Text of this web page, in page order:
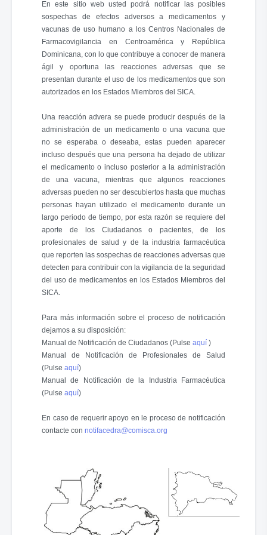
En este sitio web usted podrá notificar las posibles
sospechas de efectos adversos a medicamentos y
vacunas de uso humano a los Centros Nacionales de
Farmacovigilancia en Centroamérica y República
Dominicana, con lo que contribuye a conocer de manera
ágil y oportuna las reacciones adversas que se
presentan durante el uso de los medicamentos que son
autorizados en los Estados Miembros del SICA.
Una reacción advera se puede producir después de la
administración de un medicamento o una vacuna que
no se esperaba o deseaba, estas pueden aparecer
incluso después que una persona ha dejado de utilizar
el medicamento o incluso posterior a la administración
de una vacuna, mientras que algunos reacciones
adversas pueden no ser descubiertos hasta que muchas
personas hayan utilizado el medicamento durante un
largo periodo de tiempo, por esta razón se requiere del
aporte de los Ciudadanos o pacientes, de los
profesionales de salud y de la industria farmacéutica
que reporten las sospechas de reacciones adversas que
detecten para contribuir con la vigilancia de la seguridad
del uso de medicamentos en los Estados Miembros del
SICA.
Para más información sobre el proceso de notificación
dejamos a su disposición:
Manual de Notificación de Ciudadanos (Pulse aquí )
Manual de Notificación de Profesionales de Salud
(Pulse aquí)
Manual de Notificación de la Industria Farmacéutica
(Pulse aquí)
En caso de requerir apoyo en le proceso de notificación
contacte con notifacedra@comisca.org